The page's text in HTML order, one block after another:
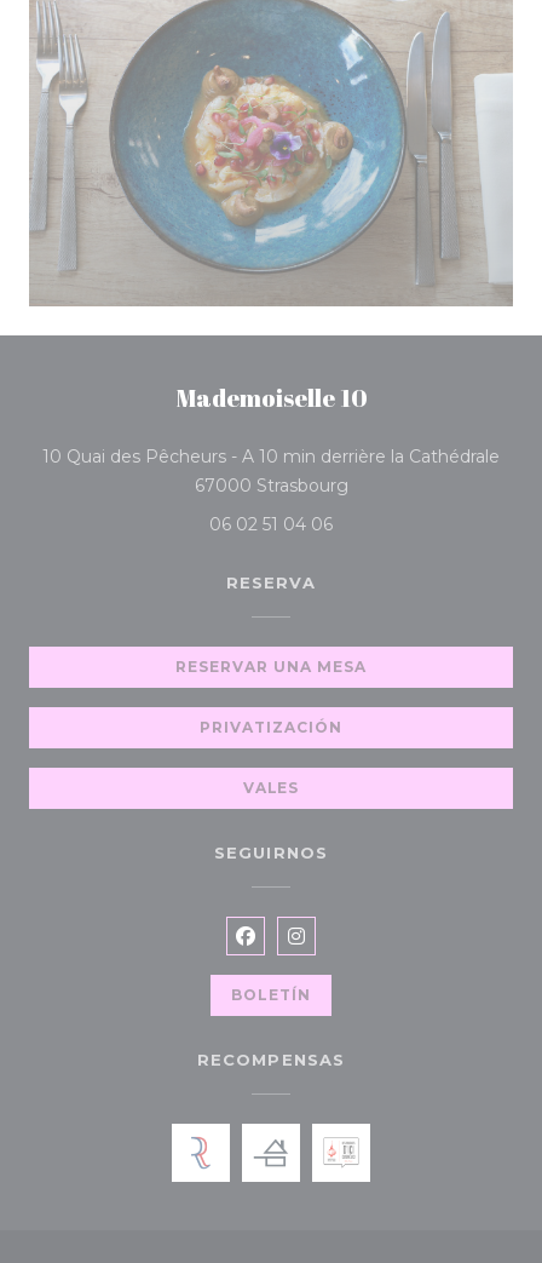
Mademoiselle 10
10 Quai des Pêcheurs - A 10 min derrière la Cathédrale
67000 Strasbourg((abre en una nueva
06 02 51 04 06
RESERVA
RESERVAR UNA MESA
PRIVATIZACIÓN
VALES
SEGUIRNOS
Facebook ((abre en una
Instagram ((abre en una
BOLETÍN
RECOMPENSAS